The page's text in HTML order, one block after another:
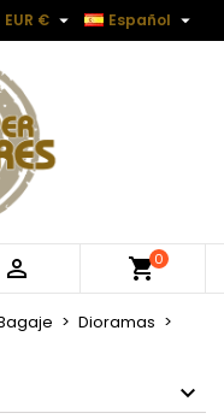
Español 
EUR € 
 0
Dioramas